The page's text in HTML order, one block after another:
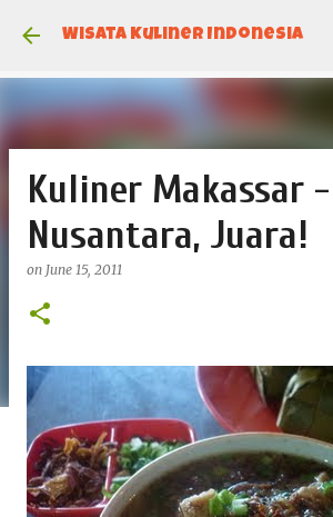
Skip to main content
Wisata Kuliner Indonesia
Kuliner Makassar
Nusantara, Juara!
on June 15, 2011